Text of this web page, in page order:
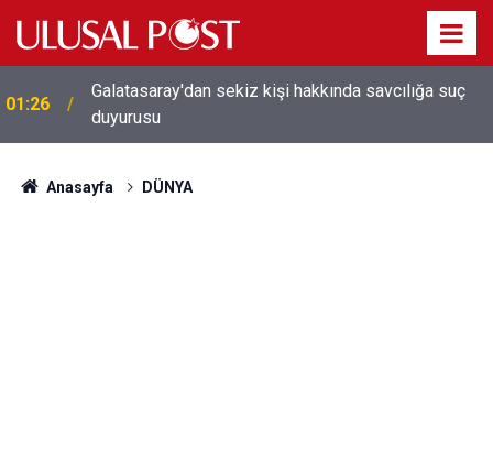
01:26
Galatasaray'dan sekiz kişi hakkında savcılığa suç
duyurusu
Anasayfa DÜNYA